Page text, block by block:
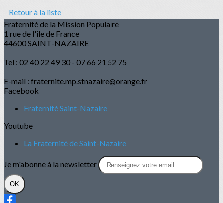
Retour à la liste
Fraternité de la Mission Populaire
1 rue de l'île de France
44600 SAINT-NAZAIRE
Tel : 02 40 22 49 30 - 07 66 21 52 75
E-mail : fraternite.mp.stnazaire@orange.fr
Facebook
Fraternité Saint-Nazaire
Youtube
La Fraternité de Saint-Nazaire
Je m'abonne à la newsletter
OK